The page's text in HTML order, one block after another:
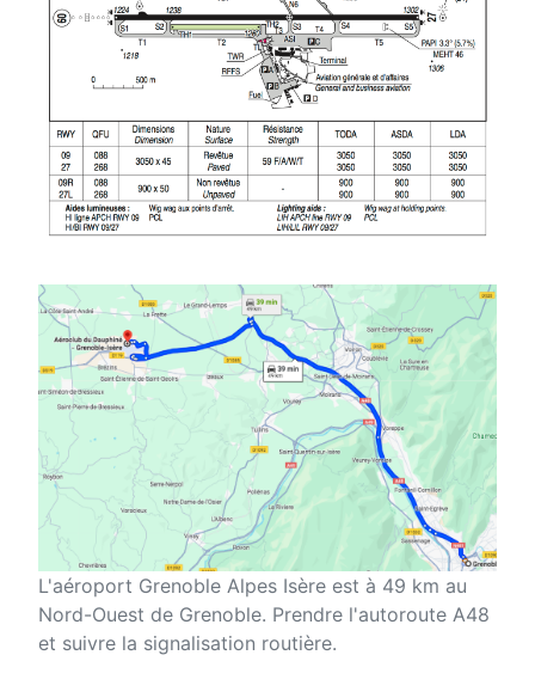
L'aéroport Grenoble Alpes Isère est à 49 km au
Nord-Ouest de Grenoble. Prendre l'autoroute A48
et suivre la signalisation routière.